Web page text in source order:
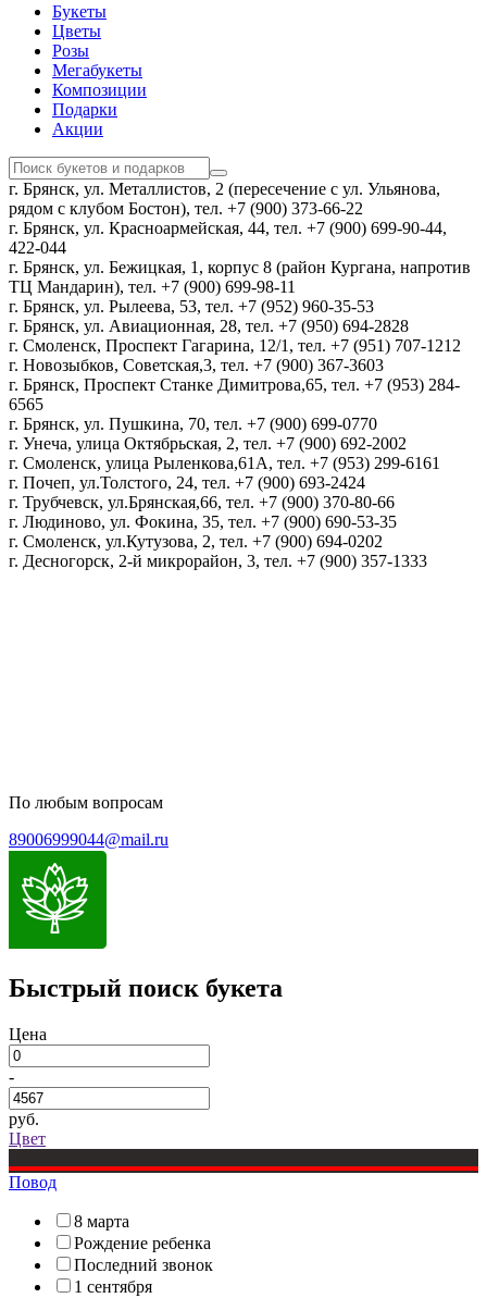
Букеты
Цветы
Розы
Мегабукеты
Композиции
Подарки
Акции
г. Брянск, ул. Металлистов, 2 (пересечение с ул. Ульянова,
рядом с клубом Бостон), тел. +7 (900) 373-66-22
г. Брянск, ул. Красноармейская, 44, тел. +7 (900) 699-90-44,
422-044
г. Брянск, ул. Бежицкая, 1, корпус 8 (район Кургана, напротив
ТЦ Мандарин), тел. +7 (900) 699-98-11
г. Брянск, ул. Рылеева, 53, тел. +7 (952) 960-35-53
г. Брянск, ул. Авиационная, 28, тел. +7 (950) 694-2828
г. Смоленск, Проспект Гагарина, 12/1, тел. +7 (951) 707-1212
г. Новозыбков, Советская,3, тел. +7 (900) 367-3603
г. Брянск, Проспект Станке Димитрова,65, тел. +7 (953) 284-
6565
г. Брянск, ул. Пушкина, 70, тел. +7 (900) 699-0770
г. Унеча, улица Октябрьская, 2, тел. +7 (900) 692-2002
г. Смоленск, улица Рыленкова,61А, тел. +7 (953) 299-6161
г. Почеп, ул.Толстого, 24, тел. +7 (900) 693-2424
г. Трубчевск, ул.Брянская,66, тел. +7 (900) 370-80-66
г. Людиново, ул. Фокина, 35, тел. +7 (900) 690-53-35
г. Смоленск, ул.Кутузова, 2, тел. +7 (900) 694-0202
г. Десногорск, 2-й микрорайон, 3, тел. +7 (900) 357-1333
По любым вопросам
89006999044@mail.ru
Быстрый поиск букета
Цена
-
руб.
Цвет
Повод
8 марта
Рождение ребенка
Последний звонок
1 сентября